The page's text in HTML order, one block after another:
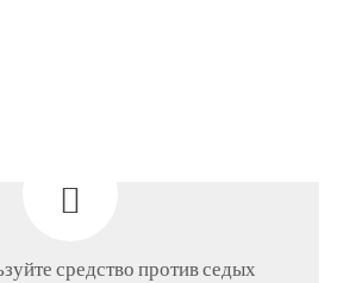
средство против седых